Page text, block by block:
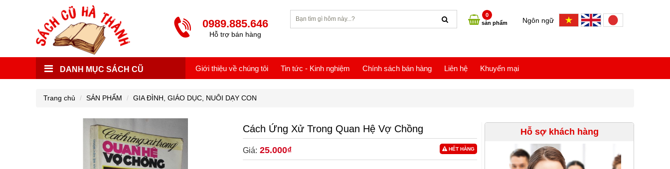
0989.885.646
Hỗ trợ bán hàng
0
sản phẩm
Ngôn ngữ
DANH MỤC SÁCH CŨ Giới thiệu về chúng tôi Tin tức - Kinh nghiệm Chính sách bán hàng Liên hệ Khuyến mại
Trang chủ SẢN PHẨM GIA ĐÌNH, GIÁO DỤC, NUÔI DẠY CON
Cách Ứng Xử Trong Quan Hệ Vợ Chồng
HẾT HÀNG
Giá: 25.000₫
Hỗ sợ khách hàng